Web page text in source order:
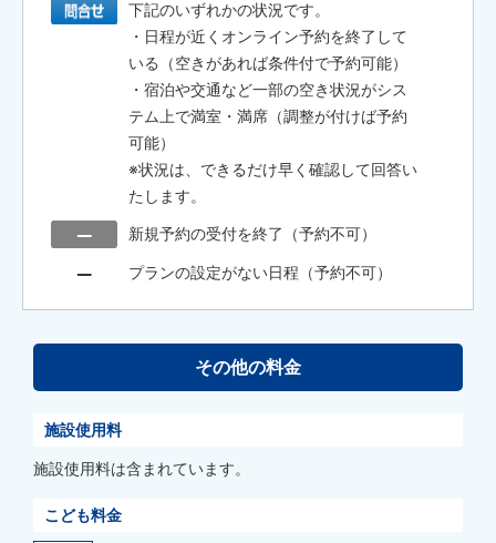
下記のいずれかの状況です。
・日程が近くオンライン予約を終了して
いる（空きがあれば条件付で予約可能）
・宿泊や交通など一部の空き状況がシス
テム上で満室・満席（調整が付けば予約
可能）
※状況は、できるだけ早く確認して回答い
たします。
新規予約の受付を終了（予約不可）
プランの設定がない日程（予約不可）
その他の料金
施設使用料
施設使用料は含まれています。
こども料金